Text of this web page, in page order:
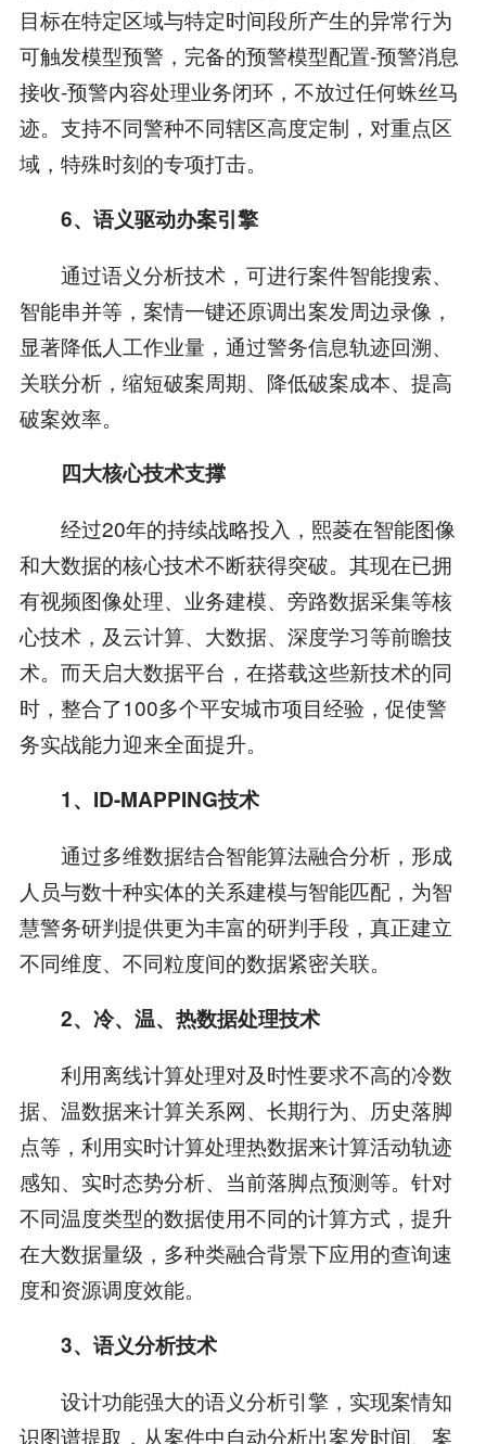
目标在特定区域与特定时间段所产生的异常行为
可触发模型预警，完备的预警模型配置-预警消息
接收-预警内容处理业务闭环，不放过任何蛛丝马
迹。支持不同警种不同辖区高度定制，对重点区
域，特殊时刻的专项打击。
6、语义驱动办案引擎
通过语义分析技术，可进行案件智能搜索、
智能串并等，案情一键还原调出案发周边录像，
显著降低人工作业量，通过警务信息轨迹回溯、
关联分析，缩短破案周期、降低破案成本、提高
破案效率。
四大核心技术支撑
经过20年的持续战略投入，熙菱在智能图像
和大数据的核心技术不断获得突破。其现在已拥
有视频图像处理、业务建模、旁路数据采集等核
心技术，及云计算、大数据、深度学习等前瞻技
术。而天启大数据平台，在搭载这些新技术的同
时，整合了100多个平安城市项目经验，促使警
务实战能力迎来全面提升。
1、ID-MAPPING技术
通过多维数据结合智能算法融合分析，形成
人员与数十种实体的关系建模与智能匹配，为智
慧警务研判提供更为丰富的研判手段，真正建立
不同维度、不同粒度间的数据紧密关联。
2、冷、温、热数据处理技术
利用离线计算处理对及时性要求不高的冷数
据、温数据来计算关系网、长期行为、历史落脚
点等，利用实时计算处理热数据来计算活动轨迹
感知、实时态势分析、当前落脚点预测等。针对
不同温度类型的数据使用不同的计算方式，提升
在大数据量级，多种类融合背景下应用的查询速
度和资源调度效能。
3、语义分析技术
设计功能强大的语义分析引擎，实现案情知
识图谱提取，从案件中自动分析出案发时间、案